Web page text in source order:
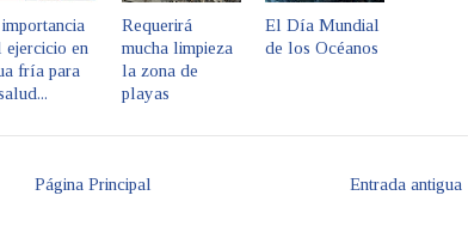
ejercicio en
fría para
Requerirá
mucha limpieza
la zona de
playas
El Día Mundial
de los Océanos
Entrada antigua
Página Principal